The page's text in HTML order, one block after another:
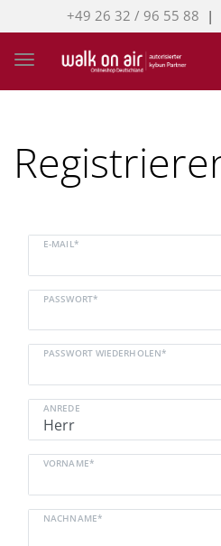
+49 26 32 / 96 55 88 |
Toggle navigation
E-MAIL*
PASSWORT*
PASSWORT WIEDERHOLEN*
ANREDE
VORNAME*
NACHNAME*